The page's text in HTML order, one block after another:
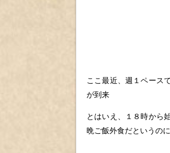
ここ最近、週１ペース
が到来
とはいえ、１８時から
晩ご飯外食だというの